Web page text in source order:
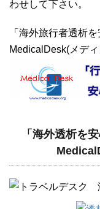
わせして下さい。
「海外旅行者透析
MedicalDesk(メデ
「海外透析を